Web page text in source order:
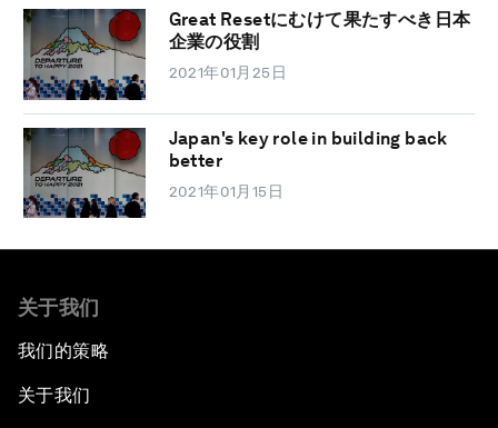
Great Resetにむけて果たすべき日本
企業の役割
2021年01月25日
Japan's key role in building back
better
2021年01月15日
关于我们
我们的策略
关于我们